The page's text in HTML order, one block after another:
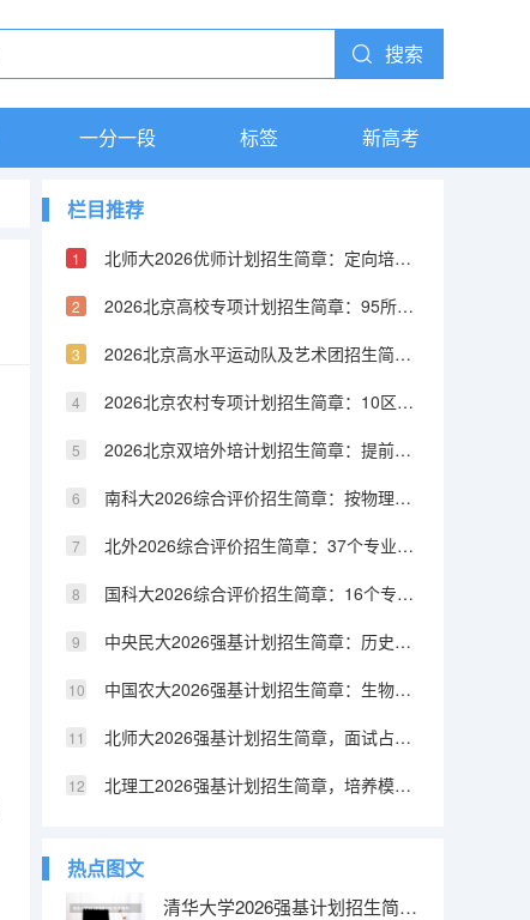
搜索
一分一段 标签 新高考
栏目推荐
北师大2026优师计划招生简章：定向培养中西部欠发达地区教师
2026北京高校专项计划招生简章：95所高校参与，报名时间及条件汇总
2026北京高水平运动队及艺术团招生简章：特长生比例及报考条件详解
2026北京农村专项计划招生简章：10区农业户口可报，提前批B段录取
2026北京双培外培计划招生简章：提前批B段录取，低30-60分上名校
南科大2026综合评价招生简章：按物理学大类录取，631模式择优录取
北外2026综合评价招生简章：37个专业不限选科
国科大2026综合评价招生简章：16个专业招生，4月13-30日报名
中央民大2026强基计划招生简章：历史学、哲学等3个专业招生
中国农大2026强基计划招生简章：生物科学、生物育种科学2个专业招生
北师大2026强基计划招生简章，面试占比50%
北理工2026强基计划招生简章，培养模式优化
热点图文
清华大学2026强基计划招生简章：11个专业招生